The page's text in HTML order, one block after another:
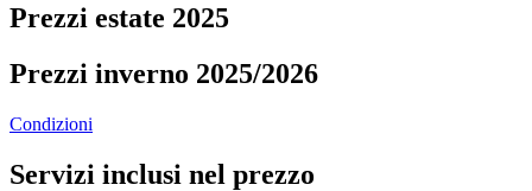
Prezzi estate 2025
Prezzi inverno 2025/2026
Condizioni
Servizi inclusi nel prezzo